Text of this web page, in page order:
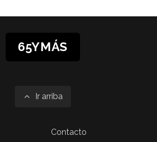
65YMÁS
Ir arriba
Contacto